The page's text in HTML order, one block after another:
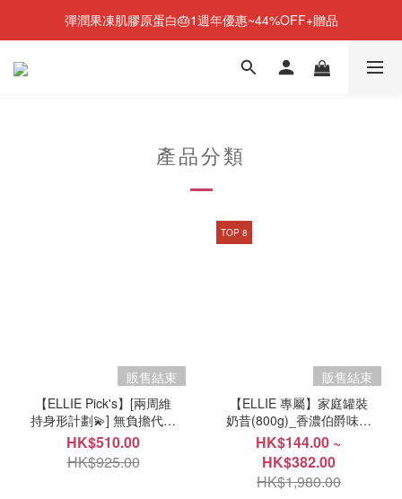
NEW💫ARI BOOTS 小腿足底按摩靴登場
彈潤果凍肌膠原蛋白🎂1週年優惠~44%OFF+贈品
NEW💫ARI BOOTS 小腿足底按摩靴登場
產品分類
販售結束
【ELLIE Pick's】[兩周維
持身形計劃💫] 無負擔代餐
奶昔(25包)
HK$510.00
HK$925.00
TOP 8
販售結束
【ELLIE 專屬】家庭罐裝
奶昔(800g)_香濃伯爵味 (*
產品效期 2026年9月18日)
HK$144.00 ~
HK$382.00
HK$1,980.00